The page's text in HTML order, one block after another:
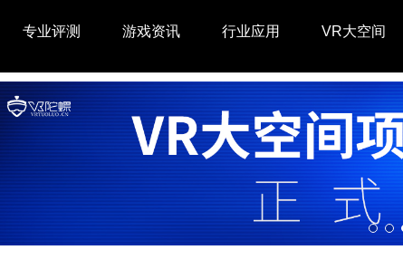
专业评测 游戏资讯 行业应用 VR大空间